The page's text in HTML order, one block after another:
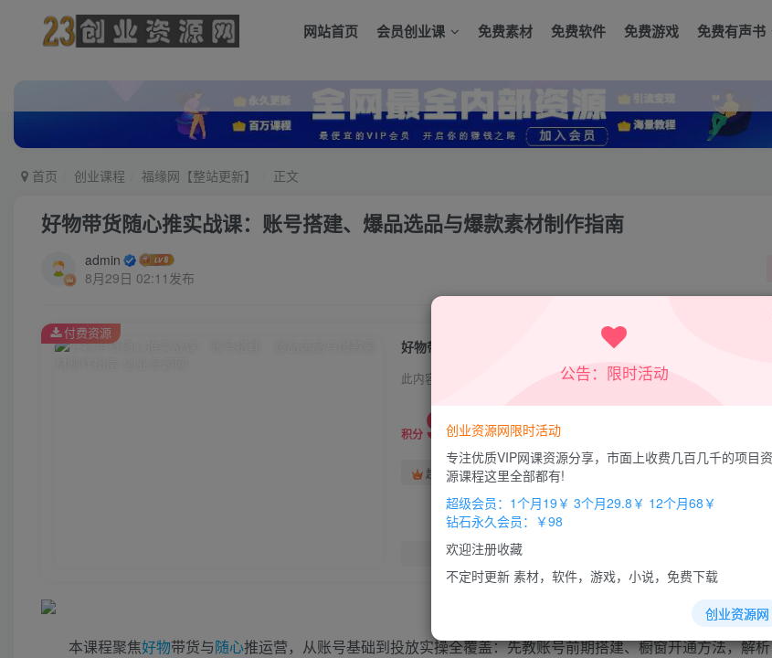
网站首页 会员创业课 免费素材 免费软件 免费游戏 免费有声书
首页 创业课程 福缘网【整站更新】 正文
好物带货随心推实战课：账号搭建、爆品选品与爆款素材制作指南
admin
8月29日 02:11发布
好物带货随心推实战课：账号搭建、爆品选品与爆款素材制作指南
此内容为付费资源，请付费后查看
积分 9.8积分19.8
超级会员免费 钻石会员
您当前未登录！建议登陆后购买，办理会员包月更省
付费资源
本课程聚焦好物带货与随心推运营，从账号基础到投放实操全覆盖：先教账号前期搭建、橱窗开通方法，解析
公告：限时活动
创业资源网限时活动
专注优质VIP网课资源分享，市面上收费几百几千的项目资
源课程这里全部都有!
超级会员：1个月19￥ 3个月29.8￥ 12个月68￥
钻石永久会员：￥98
欢迎注册收藏
不定时更新 素材，软件，游戏，小说，免费下载
创业资源网